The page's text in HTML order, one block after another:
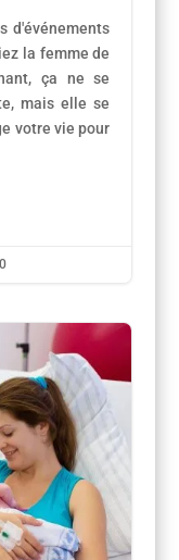
d'événements
la femme de
ça ne se
mais elle se
votre vie pour
0